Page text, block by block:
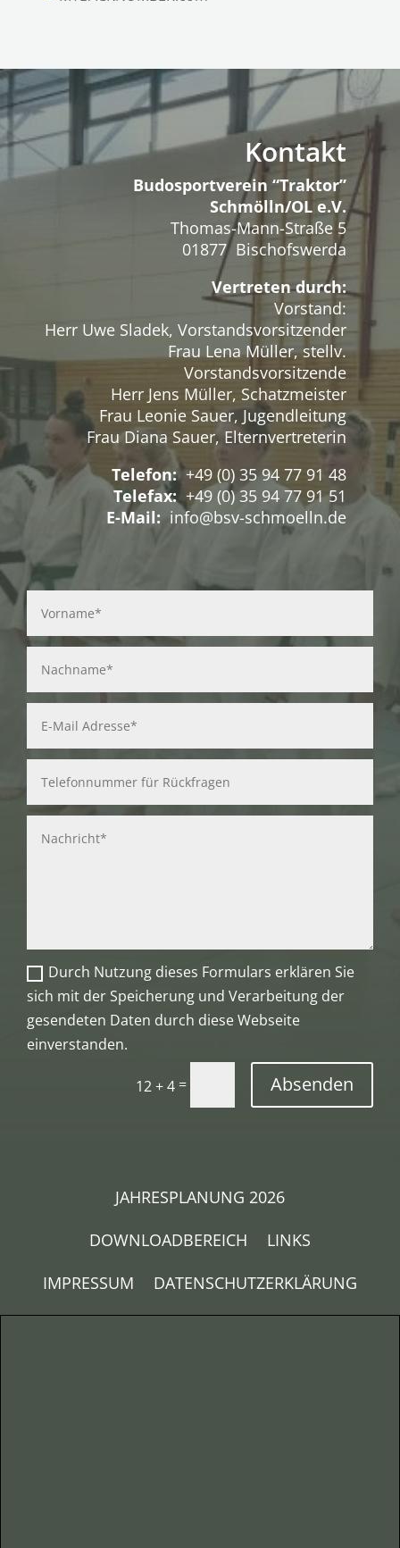
Kontakt
Budosportverein “Traktor”
Schmölln/OL e.V.
Thomas-Mann-Straße 5
01877 Bischofswerda
Vertreten durch:
Vorstand:
Herr Uwe Sladek, Vorstandsvorsitzender
Frau Lena Müller, stellv.
Vorstandsvorsitzende
Herr Jens Müller, Schatzmeister
Frau Leonie Sauer, Jugendleitung
Frau Diana Sauer, Elternvertreterin
Telefon:+49 (0) 35 94 77 91 48
Telefax: +49 (0) 35 94 77 91 51
E-Mail: info@bsv-schmoelln.de
Durch Nutzung dieses Formulars erklären Sie
sich mit der Speicherung und Verarbeitung der
gesendeten Daten durch diese Webseite
einverstanden.
12 + 4 = Absenden
JAHRESPLANUNG 2026
DOWNLOADBEREICH
LINKS
IMPRESSUM
DATENSCHUTZERKLÄRUNG